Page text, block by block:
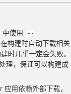
中使用
--
构建时自动下载相关
时几乎一定会失败。
理，保证可以构建成
用依赖外部下载，